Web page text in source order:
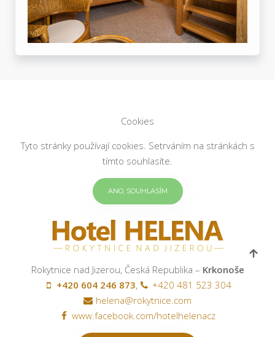
Cookies
Tyto stránky používají cookies. Setrváním na stránkách s
tímto souhlasíte.
ANO, SOUHLASÍM
Rokytnice nad Jizerou, Česká Republika – Krkonoše
+420 604 246 873,
+420 481 523 304
helena@rokytnice.com
www.facebook.com/hotelhelenacz